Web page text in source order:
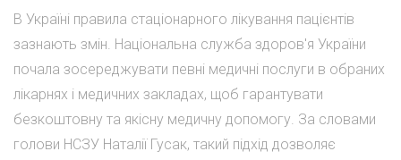
В Україні правила стаціонарного лікування пацієнтів
зазнають змін. Національна служба здоров'я України
почала зосереджувати певні медичні послуги в обраних
лікарнях і медичних закладах, щоб гарантувати
безкоштовну та якісну медичну допомогу. За словами
голови НСЗУ Наталії Гусак, такий підхід дозволяє